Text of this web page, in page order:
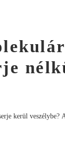
kerül veszélybe?